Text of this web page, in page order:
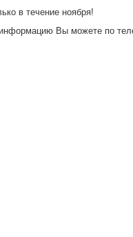
в течение ноября!
Вы можете по